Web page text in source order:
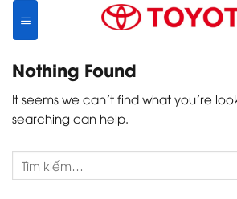
Skip
content
Nothing Found
It seems we can’t find what you’re
searching can help.